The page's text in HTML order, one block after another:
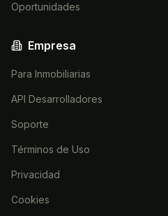
Oportunidades
Empresa
Para Inmobiliarias
API Desarrolladores
Soporte
Términos de Uso
Privacidad
Cookies